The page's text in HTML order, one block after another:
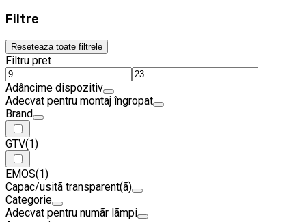
Filtre
Reseteaza toate filtrele
Filtru pret
Adâncime dispozitiv
Adecvat pentru montaj îngropat
Brand
GTV(1)
EMOS(1)
Capac/usitã transparent(ã)
Categorie
Adecvat pentru numãr lãmpi